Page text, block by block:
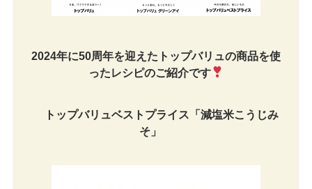
2024年に50周年を迎えたトップバリュの商品を使
ったレシピのご紹介です
トップバリュベストプライス「減塩米こうじみ
そ 」